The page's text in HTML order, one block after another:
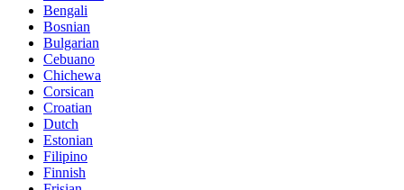
Bengali
Bosnian
Bulgarian
Cebuano
Chichewa
Corsican
Croatian
Dutch
Estonian
Filipino
Finnish